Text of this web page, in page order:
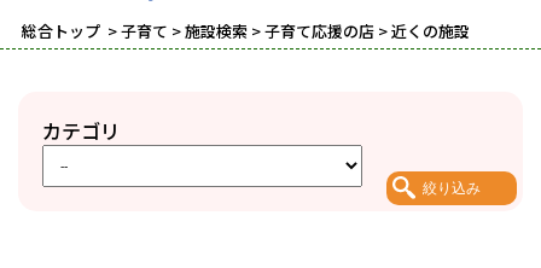
総合トップ >子育て >施設検索 >子育て応援の店 > 近くの施設
カテゴリ